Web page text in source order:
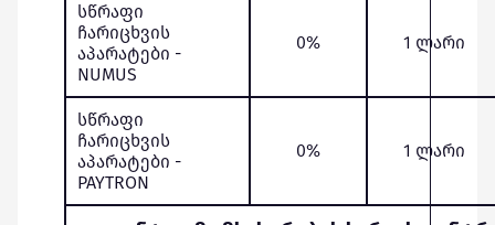
სწრაფი
ჩარიცხვის
აპარატები -
NUMUS
0% 1 ლარი
სწრაფი
ჩარიცხვის
აპარატები -
PAYTRON
0% 1 ლარი